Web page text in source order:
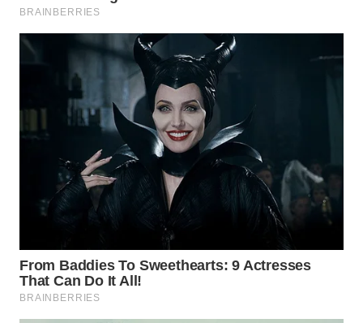
WN
INDRAMAYU
KUNINGAN
MAJALENGKA
WN
SUBANG
WN
SUKABUMI